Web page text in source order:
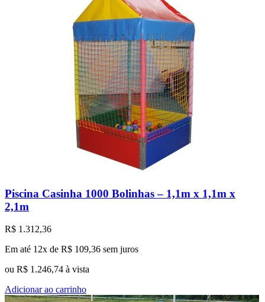
Piscina Casinha 1000 Bolinhas – 1,1m x 1,1m x
2,1m
R$ 1.312,36
Em até 12x de R$ 109,36 sem juros
ou R$ 1.246,74 à vista
Adicionar ao carrinho